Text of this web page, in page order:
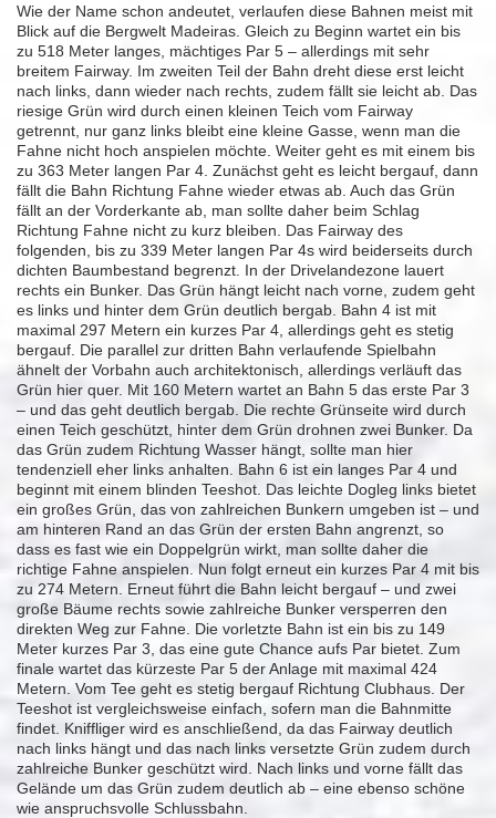
Wie der Name schon andeutet, verlaufen diese Bahnen meist mit
Blick auf die Bergwelt Madeiras. Gleich zu Beginn wartet ein bis
zu 518 Meter langes, mächtiges Par 5 – allerdings mit sehr
breitem Fairway. Im zweiten Teil der Bahn dreht diese erst leicht
nach links, dann wieder nach rechts, zudem fällt sie leicht ab. Das
riesige Grün wird durch einen kleinen Teich vom Fairway
getrennt, nur ganz links bleibt eine kleine Gasse, wenn man die
Fahne nicht hoch anspielen möchte. Weiter geht es mit einem bis
zu 363 Meter langen Par 4. Zunächst geht es leicht bergauf, dann
fällt die Bahn Richtung Fahne wieder etwas ab. Auch das Grün
fällt an der Vorderkante ab, man sollte daher beim Schlag
Richtung Fahne nicht zu kurz bleiben. Das Fairway des
folgenden, bis zu 339 Meter langen Par 4s wird beiderseits durch
dichten Baumbestand begrenzt. In der Drivelandezone lauert
rechts ein Bunker. Das Grün hängt leicht nach vorne, zudem geht
es links und hinter dem Grün deutlich bergab. Bahn 4 ist mit
maximal 297 Metern ein kurzes Par 4, allerdings geht es stetig
bergauf. Die parallel zur dritten Bahn verlaufende Spielbahn
ähnelt der Vorbahn auch architektonisch, allerdings verläuft das
Grün hier quer. Mit 160 Metern wartet an Bahn 5 das erste Par 3
– und das geht deutlich bergab. Die rechte Grünseite wird durch
einen Teich geschützt, hinter dem Grün drohnen zwei Bunker. Da
das Grün zudem Richtung Wasser hängt, sollte man hier
tendenziell eher links anhalten. Bahn 6 ist ein langes Par 4 und
beginnt mit einem blinden Teeshot. Das leichte Dogleg links bietet
ein großes Grün, das von zahlreichen Bunkern umgeben ist – und
am hinteren Rand an das Grün der ersten Bahn angrenzt, so
dass es fast wie ein Doppelgrün wirkt, man sollte daher die
richtige Fahne anspielen. Nun folgt erneut ein kurzes Par 4 mit bis
zu 274 Metern. Erneut führt die Bahn leicht bergauf – und zwei
große Bäume rechts sowie zahlreiche Bunker versperren den
direkten Weg zur Fahne. Die vorletzte Bahn ist ein bis zu 149
Meter kurzes Par 3, das eine gute Chance aufs Par bietet. Zum
finale wartet das kürzeste Par 5 der Anlage mit maximal 424
Metern. Vom Tee geht es stetig bergauf Richtung Clubhaus. Der
Teeshot ist vergleichsweise einfach, sofern man die Bahnmitte
findet. Kniffliger wird es anschließend, da das Fairway deutlich
nach links hängt und das nach links versetzte Grün zudem durch
zahlreiche Bunker geschützt wird. Nach links und vorne fällt das
Gelände um das Grün zudem deutlich ab – eine ebenso schöne
wie anspruchsvolle Schlussbahn.